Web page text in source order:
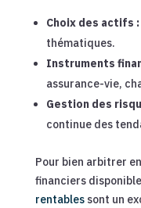
Choix des actifs :
thématiques.
Instruments
assurance-vie,
Gestion des
continue des
Pour bien arbitrer
financiers
rentablessont un